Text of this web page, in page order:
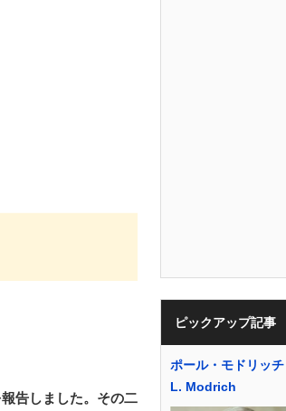
告しました。その二
ピックアップ記事
ポール・モドリッ
L. Modrich